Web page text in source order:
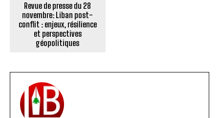
Revue de presse du 28
novembre: Liban post-
conflit : enjeux, résilience
et perspectives
géopolitiques